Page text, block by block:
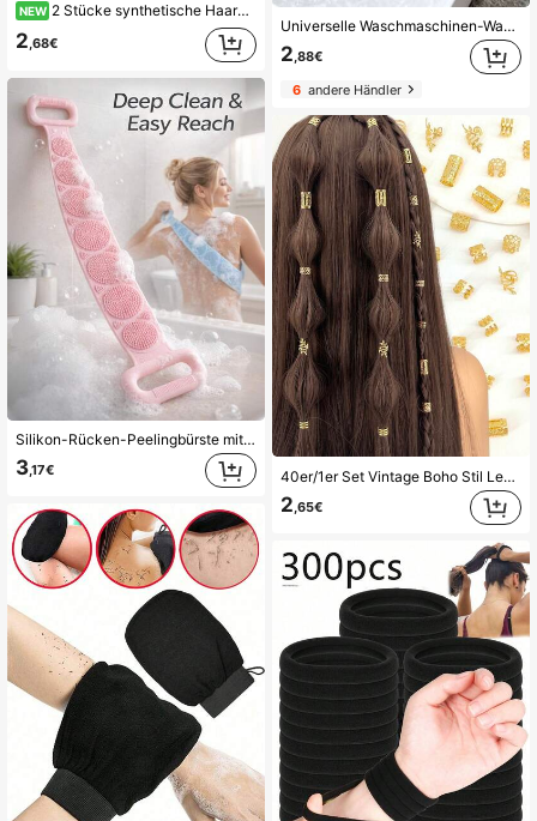
NEW 2 Stücke synthetische Haarclips, zuschneidbar, nahtlose Haarwurzel-Volumenclips, geeignet für glattes Haar, obere Volumenpads, 2 Stücke/Set synthetische Haarclips, nahtlose Haarwurzel-Volumenclips, geeignet für glattes Haar, obere Volumenpads, Unisex, einfach zu verwenden, geeignet für Sommer, Urlaub, Reisen, Festivals, Geburtstage und andere Anlässe, Badezimmer-Haaraccessoires, Halloween-Feiertags-Haaraccessoires
2,68€
Silikon-Rücken-Peelingbürste mit Griff, geeignet für das Badezimmer, langanhaltend Material, praktisches Design, Halloween, hautfreundlich, weich und bequem, Duschzubehör, Badezimmerbedarf, Beauty-Tool, Körperpflege, Reinigung
3,17€
Universelle Waschmaschinen-Wasserschale und Ablaufleitschiene, Frontlader-Waschmaschinen-Ablauf-Überlaufwanne, auslaufsichere Auffangbox, geeignet für Waschmaschinen-Auslass-Wasserspeicherung, verhindert effektiv Überlauf auf dem Waschraum-Boden
2,88€
6andere Händler
40er/1er Set Vintage Boho Stil Legierung Haarringe - Cut Out runde Haarzubehör für Frauen und Mädchen, elegante einfarbige Haarschmuck für Zöpfe und DIY Haardesign, Kopfzubehör, Haarklammern, Haarspangen
2 ,65€